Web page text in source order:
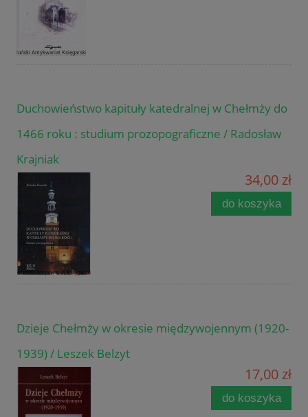
Duchowieństwo kapituły katedralnej w Chełmży do
1466 roku : studium prozopograficzne / Radosław
Krajniak
34,00 zł
do koszyka
Dzieje Chełmży w okresie międzywojennym (1920-
1939) / Leszek Belzyt
17,00 zł
do koszyka